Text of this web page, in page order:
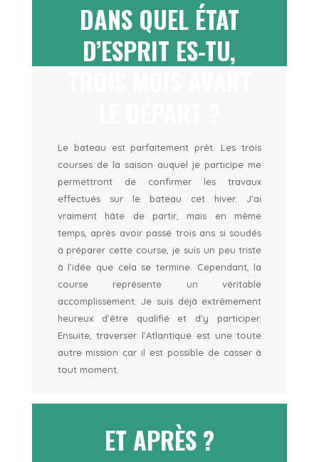
DANS QUEL ÉTAT
D’ESPRIT ES-TU,
Le bateau est parfaitement prêt. Les trois
courses de la saison auquel je participe me
permettront de confirmer les travaux
effectués sur le bateau cet hiver. J’ai
vraiment hâte de partir, mais en même
temps, après avoir passé trois ans si soudés
à préparer cette course, je suis un peu triste
à l’idée que cela se termine. Cependant, la
course représente un véritable
accomplissement. Je suis déjà extrêmement
heureux d’être qualifié et d’y participer.
Ensuite, traverser l’Atlantique est une toute
autre mission car il est possible de casser à
tout moment.
ET APRÈS ?